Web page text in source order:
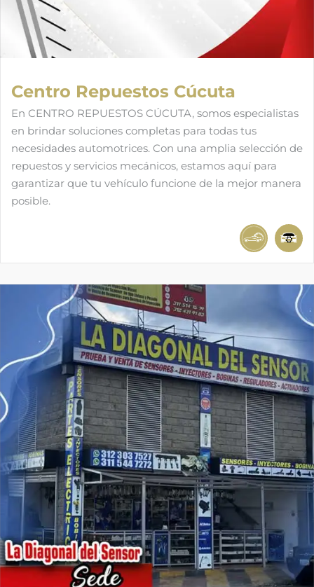
Centro Repuestos Cúcuta
En CENTRO REPUESTOS CÚCUTA, somos especialistas
en brindar soluciones completas para todas tus
necesidades automotrices. Con una amplia selección de
repuestos y servicios mecánicos, estamos aquí para
garantizar que tu vehículo funcione de la mejor manera
posible.